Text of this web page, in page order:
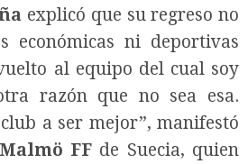
explicó que su regreso no
económicas ni deportivas
al equipo del cual soy
razón que no sea esa.
a ser mejor”, manifestó
Malmö FF de Suecia, quien